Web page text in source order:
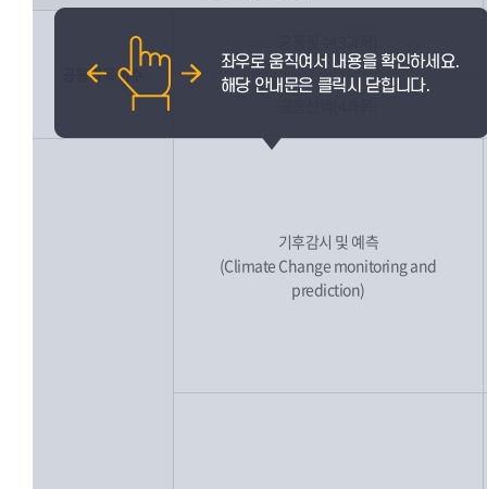
공통과목이수
기후감시 및 예측
(Climate Change monitoring and
prediction)